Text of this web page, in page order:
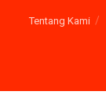
Tentang Kami